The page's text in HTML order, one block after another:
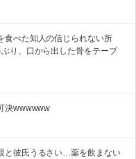
食べた知人の信じられない所
り、口から出した骨をテーブ
決wwwwww
と彼氏うるさい…薬を飲まない